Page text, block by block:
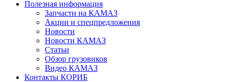
Полезная информация
Запчасти на КАМАЗ
Акции и спецпредложения
Новости
Новости КАМАЗ
Статьи
Обзор грузовиков
Видео КАМАЗ
Контакты КОРИБ